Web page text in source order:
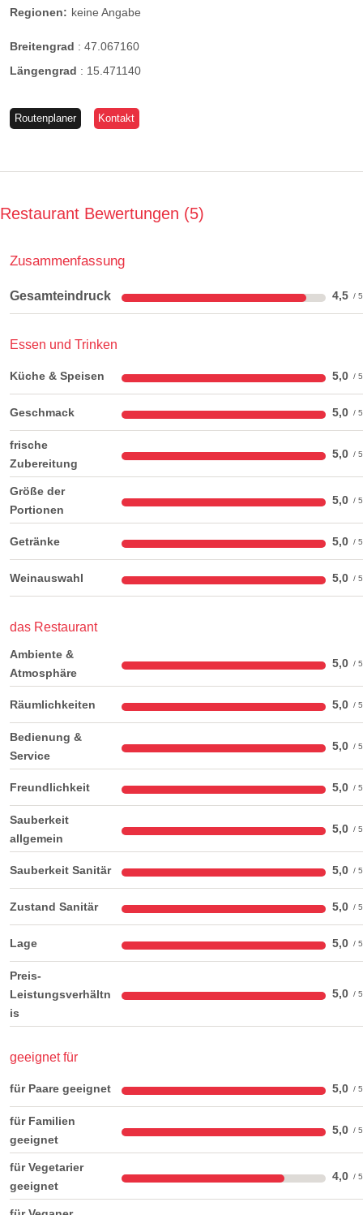
Regionen: keine Angabe
Breitengrad : 47.067160
Längengrad : 15.471140
Routenplaner Kontakt
Restaurant Bewertungen 5
Zusammenfassung
Gesamteindruck 4,5
Essen und Trinken
Küche & Speisen 5,0
Geschmack 5,0
frische
Zubereitung
5,0
Größe der
Portionen
5,0
Getränke 5,0
Weinauswahl 5,0
das Restaurant
Ambiente &
Atmosphäre
5,0
Räumlichkeiten 5,0
Bedienung &
Service
5,0
Freundlichkeit 5,0
Sauberkeit
allgemein
5,0
Sauberkeit Sanitär 5,0
Zustand Sanitär 5,0
Lage 5,0
Preis-
Leistungsverhältn
is
5,0
geeignet für
für Paare geeignet 5,0
für Familien
geeignet
5,0
für Vegetarier
geeignet
4,0